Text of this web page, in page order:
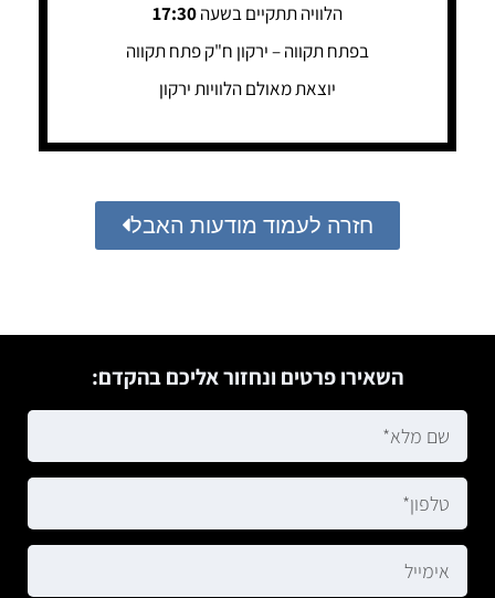
הלוויה תתקיים בשעה17:30
בפתח תקווה – ירקון ח"ק פתח תקווה
יוצאת מאולם הלוויות ירקון
חזרה לעמוד מודעות האבל
השאירו פרטים ונחזור אליכם בהקדם: